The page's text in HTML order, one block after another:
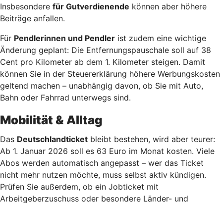
Insbesondere für Gutverdienende können aber höhere
Beiträge anfallen.
Für Pendlerinnen und Pendler ist zudem eine wichtige
Änderung geplant: Die Entfernungspauschale soll auf 38
Cent pro Kilometer ab dem 1. Kilometer steigen. Damit
können Sie in der Steuererklärung höhere Werbungskosten
geltend machen – unabhängig davon, ob Sie mit Auto,
Bahn oder Fahrrad unterwegs sind.
Mobilität & Alltag
Das Deutschlandticket bleibt bestehen, wird aber teurer:
Ab 1. Januar 2026 soll es 63 Euro im Monat kosten. Viele
Abos werden automatisch angepasst – wer das Ticket
nicht mehr nutzen möchte, muss selbst aktiv kündigen.
Prüfen Sie außerdem, ob ein Jobticket mit
Arbeitgeberzuschuss oder besondere Länder- und